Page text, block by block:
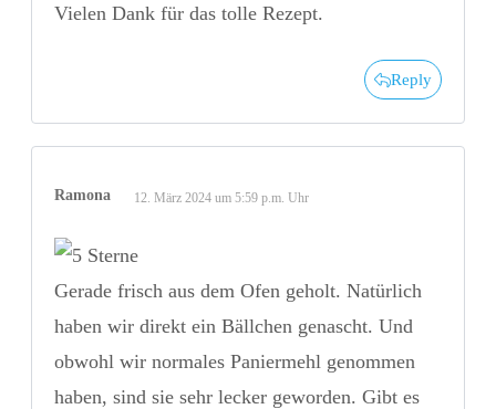
Vielen Dank für das tolle Rezept.
Reply
Ramona 12. März 2024 um 5:59 p.m. Uhr
Gerade frisch aus dem Ofen geholt. Natürlich
haben wir direkt ein Bällchen genascht. Und
obwohl wir normales Paniermehl genommen
haben, sind sie sehr lecker geworden. Gibt es